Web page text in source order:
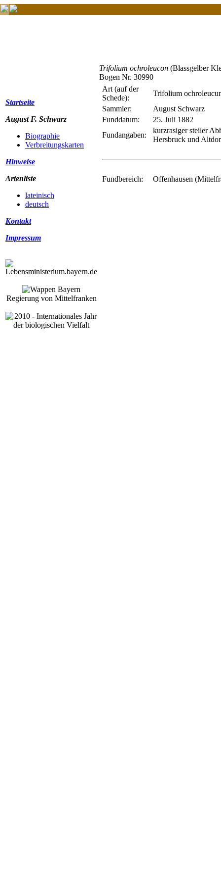
Startseite
August F. Schwarz
Biographie
Verbreitungskarten
Hinweise
Artenliste
lateinisch
deutsch
Kontakt
Impressum
Regierung von Mittelfranken
Trifolium ochroleucon (Blassgelber
Bogen Nr. 30990
Art (auf der
Schede):
Trifolium
Sammler:
August Schwarz
Funddatum:
25. Juli 1882
Fundangaben:
kurzrasiger steiler
Hersbruck und
Fundbereich: Offenhausen